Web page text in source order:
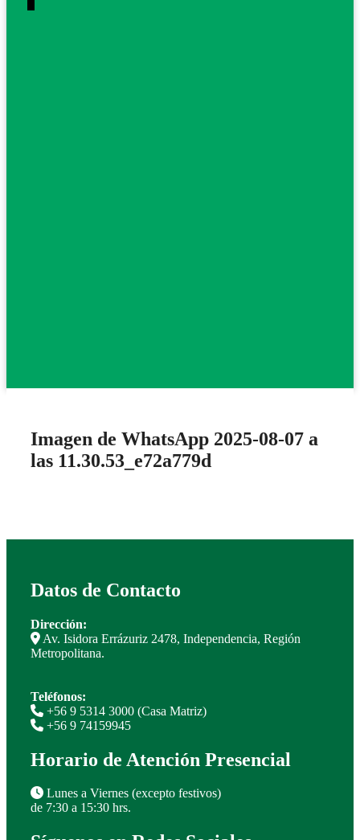
Imagen de WhatsApp 2025-08-07 a
las 11.30.53_e72a779d
Datos de Contacto
Dirección:
Av. Isidora Errázuriz 2478, Independencia, Región
Metropolitana.
Teléfonos:
+56 9 5314 3000 (Casa Matriz)
+56 9 74159945
Horario de Atención Presencial
Lunes a Viernes (excepto festivos)
de 7:30 a 15:30 hrs.